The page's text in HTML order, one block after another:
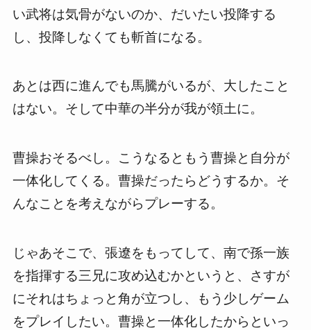
い武将は気骨がないのか、だいたい投降する
し、投降しなくても斬首になる。
あとは西に進んでも馬騰がいるが、大したこと
はない。そして中華の半分が我が領土に。
曹操おそるべし。こうなるともう曹操と自分が
一体化してくる。曹操だったらどうするか。そ
んなことを考えながらプレーする。
じゃあそこで、張遼をもってして、南で孫一族
を指揮する三兄に攻め込むかというと、さすが
にそれはちょっと角が立つし、もう少しゲーム
をプレイしたい。曹操と一体化したからといっ